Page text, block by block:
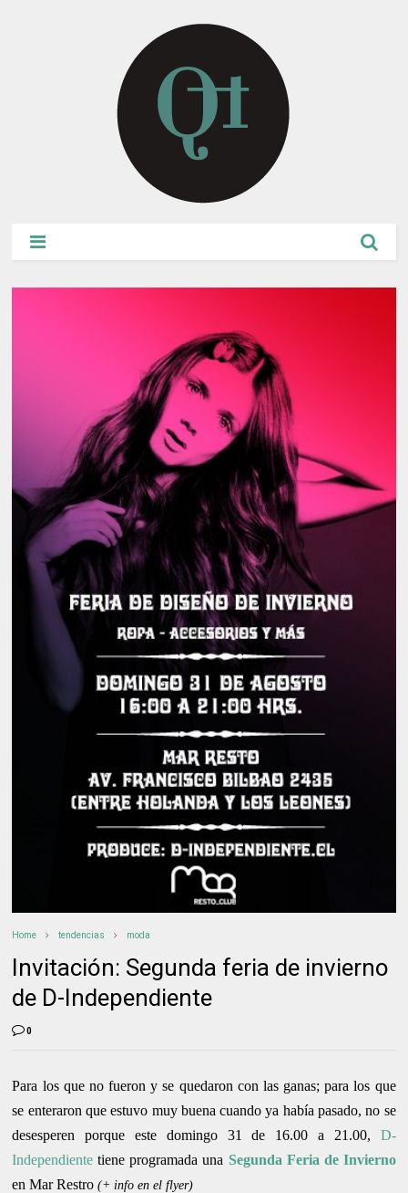
Home tendencias moda
Invitación: Segunda feria de invierno
de D-Independiente
0
Para los que no fueron y se quedaron con las ganas; para los que
se enteraron que estuvo muy buena cuando ya había pasado, no se
desesperen porque este domingo 31 de 16.00 a 21.00, D-
Independiente tiene programada una Segunda Feria de Invierno
en Mar Restro(+ info en el flyer)